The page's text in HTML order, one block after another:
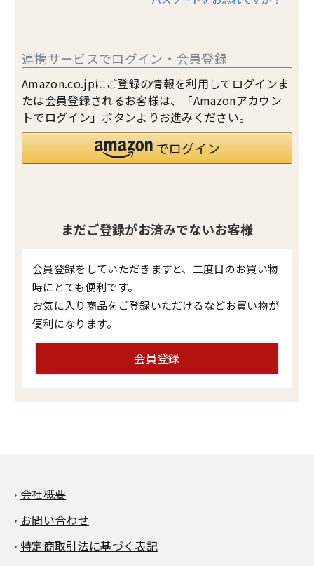
連携サービスでログイン・会員登録
Amazon.co.jpにご登録の情報を利用してログインま
たは会員登録されるお客様は、「Amazonアカウン
トでログイン」ボタンよりお進みください。
まだご登録がお済みでないお客様
会員登録をしていただきますと、二度目のお買い物
時にとても便利です。
お気に入り商品をご登録いただけるなどお買い物が
便利になります。
会員登録
会社概要
お問い合わせ
特定商取引法に基づく表記